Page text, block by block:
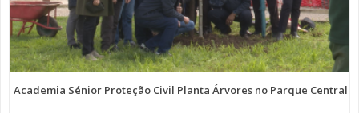
Academia Sénior Proteção Civil Planta Árvores no Parque Central